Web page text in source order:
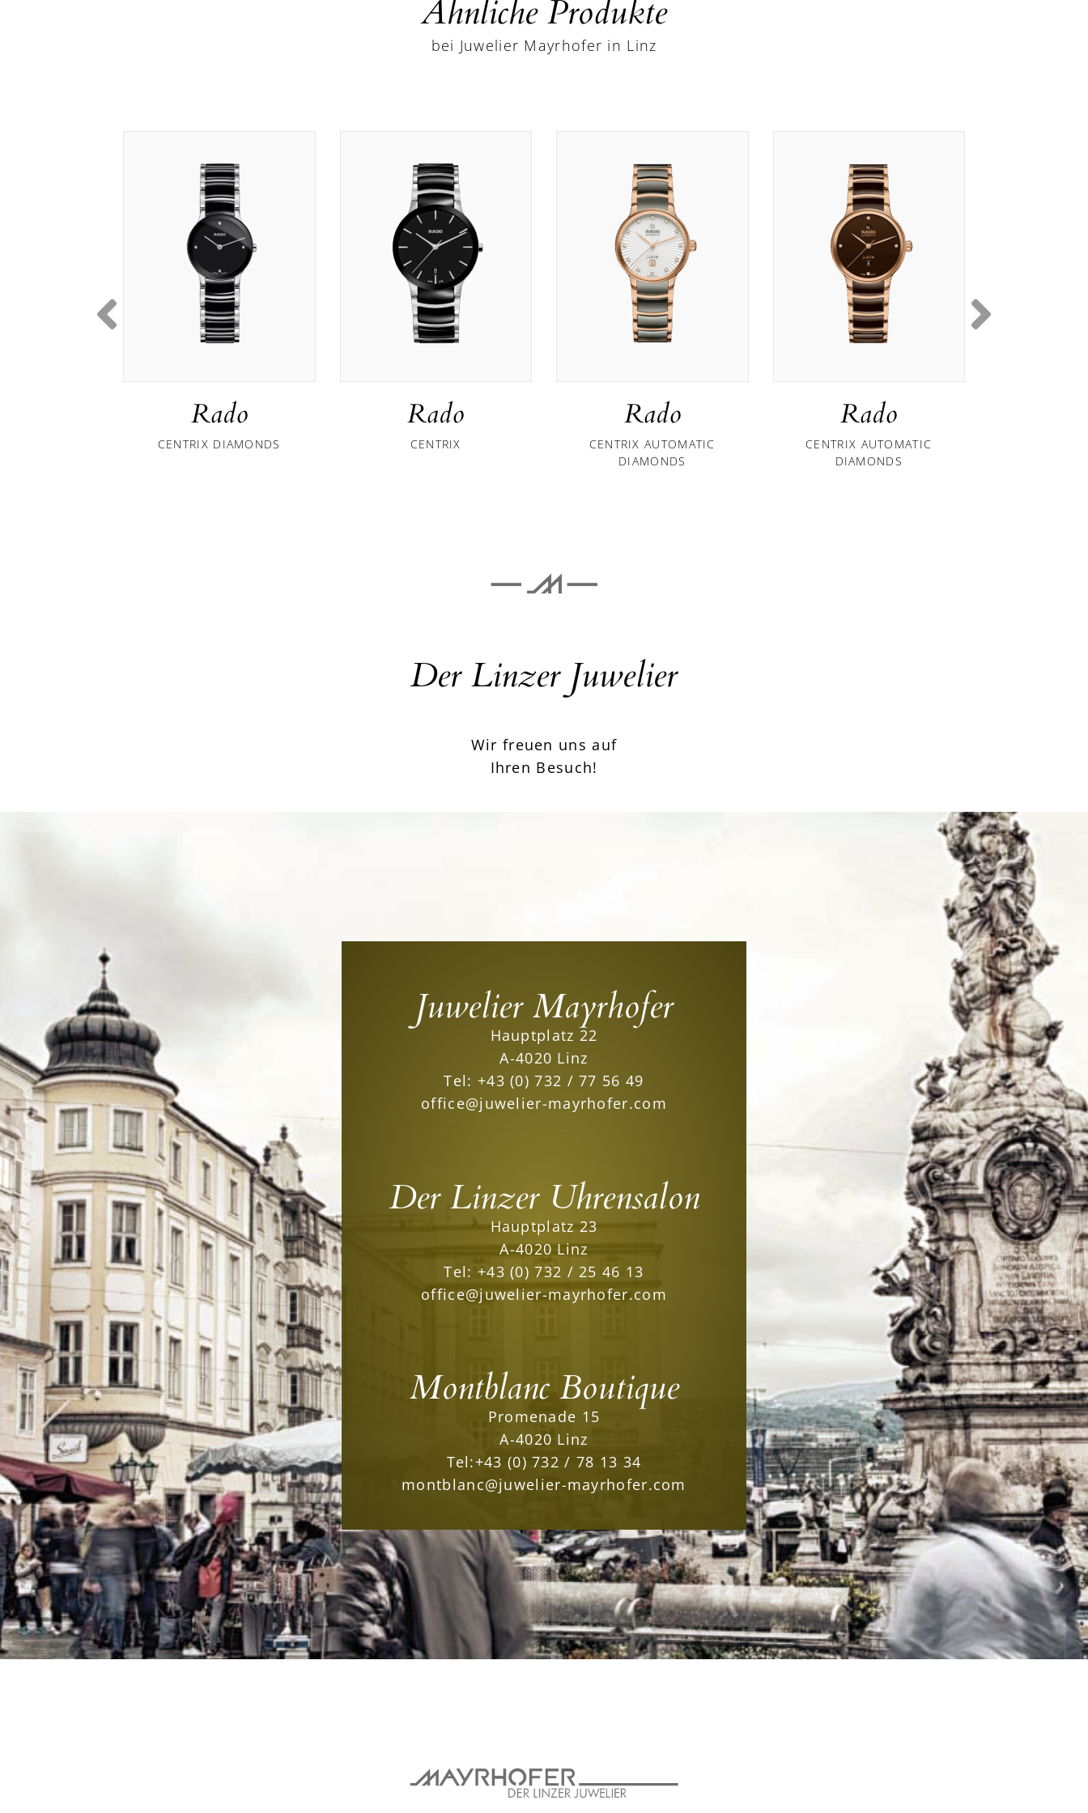
Ähnliche Produkte
bei Juwelier Mayrhofer in Linz
Rado
CENTRIX DIAMONDS
Rado
CENTRIX
Rado
CENTRIX AUTOMATIC
DIAMONDS
Rado
CENTRIX AUTOMATIC
DIAMONDS
Der Linzer Juwelier
Wir freuen uns auf
Ihren Besuch!
Juwelier Mayrhofer
Hauptplatz 22
A-4020 Linz
Tel: +43 (0) 732 / 77 56 49
office@juwelier-mayrhofer.com
Der Linzer Uhrensalon
Hauptplatz 23
A-4020 Linz
Tel: +43 (0) 732 / 25 46 13
office@juwelier-mayrhofer.com
Montblanc Boutique
Promenade 15
A-4020 Linz
Tel:+43 (0) 732 / 78 13 34
montblanc@juwelier-mayrhofer.com